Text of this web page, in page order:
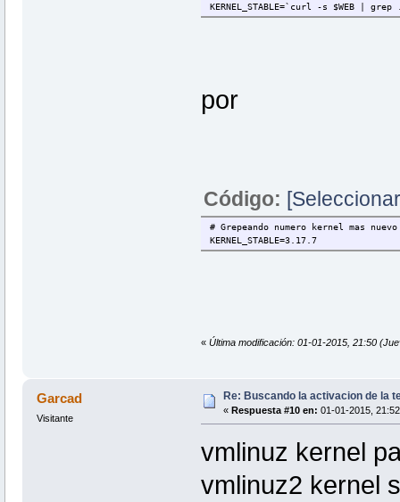
KERNEL_STABLE=`curl -s
por
Código:
# Grepeando numero kernel mas
KERNEL_STABLE=3.17.7
« Última modificación: 01-01-2015, 21:50
Garcad
Visitante
Re: Buscando la activacion de la
« Respuesta #10 en: 01-01-2015,
vmlinuz kernel
vmlinuz2 kernel